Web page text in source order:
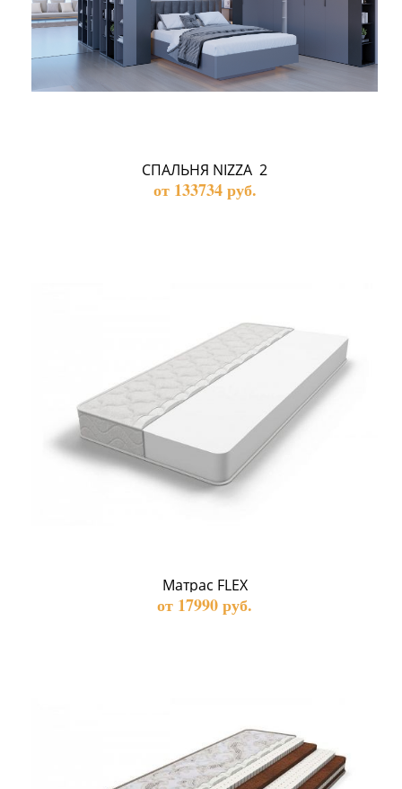
СПАЛЬНЯ NIZZA  2
от 133734 руб.
Матрас FLEX
от 17990 руб.